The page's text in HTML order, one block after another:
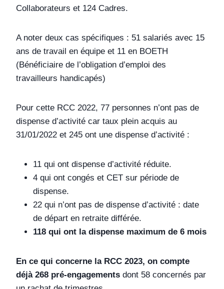
Collaborateurs et 124 Cadres.
A noter deux cas spécifiques : 51 salariés avec 15
ans de travail en équipe et 11 en BOETH
(Bénéficiaire de l’obligation d’emploi des
travailleurs handicapés)
Pour cette RCC 2022, 77 personnes n’ont pas de
dispense d’activité car taux plein acquis au
31/01/2022 et 245 ont une dispense d’activité :
11 qui ont dispense d’activité réduite.
4 qui ont congés et CET sur période de
dispense.
22 qui n’ont pas de dispense d’activité : date
de départ en retraite différée.
118 qui ont la dispense maximum de 6 mois
En ce qui concerne la RCC 2023, on compte
déjà 268 pré-engagements dont 58 concernés par